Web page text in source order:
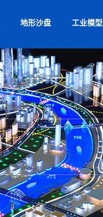
地形沙盘 工业模型